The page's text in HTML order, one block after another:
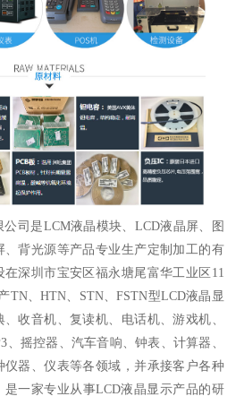
公司是LCM液晶模块、 LCD液晶屏、
图
、背光源等产品专业生产定制加工的有
深圳市宝安区福永塘尾富华工业区11
TN、HTN、STN、FSTN型LCD液晶显
收音机、复读机、电话机、游戏机、
、摇控器、汽车音响、钟表、计算器、
仪器、仪表等各领域，并承接客户各种
一家专业从事LCD液晶显示产品的研